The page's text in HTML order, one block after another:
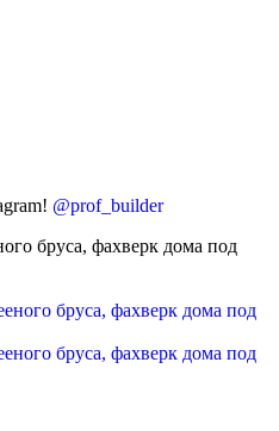
@prof_builder
бруса, фахверк дома под